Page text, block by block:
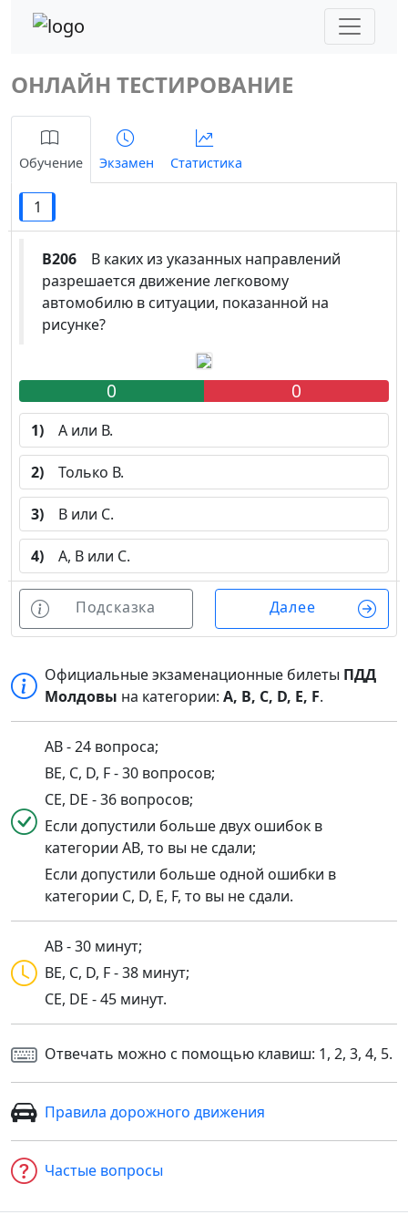
ОНЛАЙН ТЕСТИРОВАНИЕ
Обучение Экзамен Статистика
1
B206 В каких из указанных направлений
разрешается движение легковому
автомобилю в ситуации, показанной на
рисунке?
0 0
1) А или В.
2) Только В.
3) В или С.
4) А, В или С.
Подсказка Далее
Официальные экзаменационные билеты ПДД
Молдовы на категории:A, B, C, D, E, F.
AB - 24 вопроса;
BE, C, D, F - 30 вопросов;
CE, DE - 36 вопросов;
Если допустили больше двух ошибок в
категории AB, то вы не сдали;
Если допустили больше одной ошибки в
категории C, D, E, F, то вы не сдали.
AB - 30 минут;
BE, C, D, F - 38 минут;
CE, DE - 45 минут.
Отвечать можно с помощью клавиш: 1, 2, 3, 4, 5.
Правила дорожного движения
Частые вопросы